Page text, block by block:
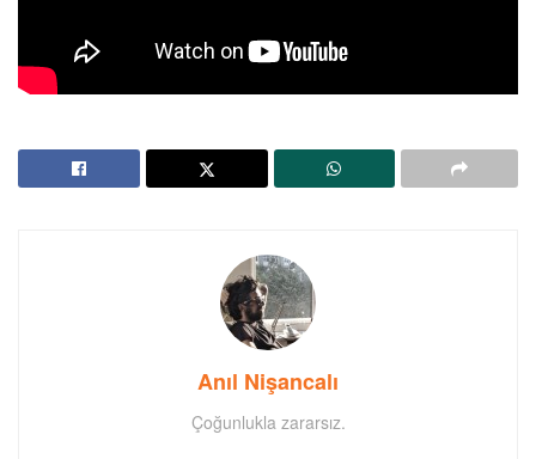
Anıl Nişancalı
Çoğunlukla zararsız.